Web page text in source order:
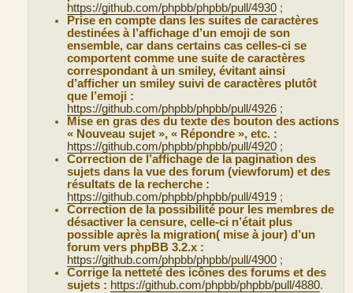
https://github.com/phpbb/phpbb/pull/4930 ;
Prise en compte dans les suites de caractères
destinées à l’affichage d’un emoji de son
ensemble, car dans certains cas celles-ci se
comportent comme une suite de caractères
correspondant à un smiley, évitant ainsi
d’afficher un smiley suivi de caractères plutôt
que l’emoji :
https://github.com/phpbb/phpbb/pull/4926 ;
Mise en gras des du texte des bouton des actions
« Nouveau sujet », « Répondre », etc. :
https://github.com/phpbb/phpbb/pull/4920 ;
Correction de l’affichage de la pagination des
sujets dans la vue des forum (viewforum) et des
résultats de la recherche :
https://github.com/phpbb/phpbb/pull/4919 ;
Correction de la possibilité pour les membres de
désactiver la censure, celle-ci n’était plus
possible après la migration( mise à jour) d’un
forum vers phpBB 3.2.x :
https://github.com/phpbb/phpbb/pull/4900 ;
Corrige la netteté des icônes des forums et des
sujets : https://github.com/phpbb/phpbb/pull/4880.